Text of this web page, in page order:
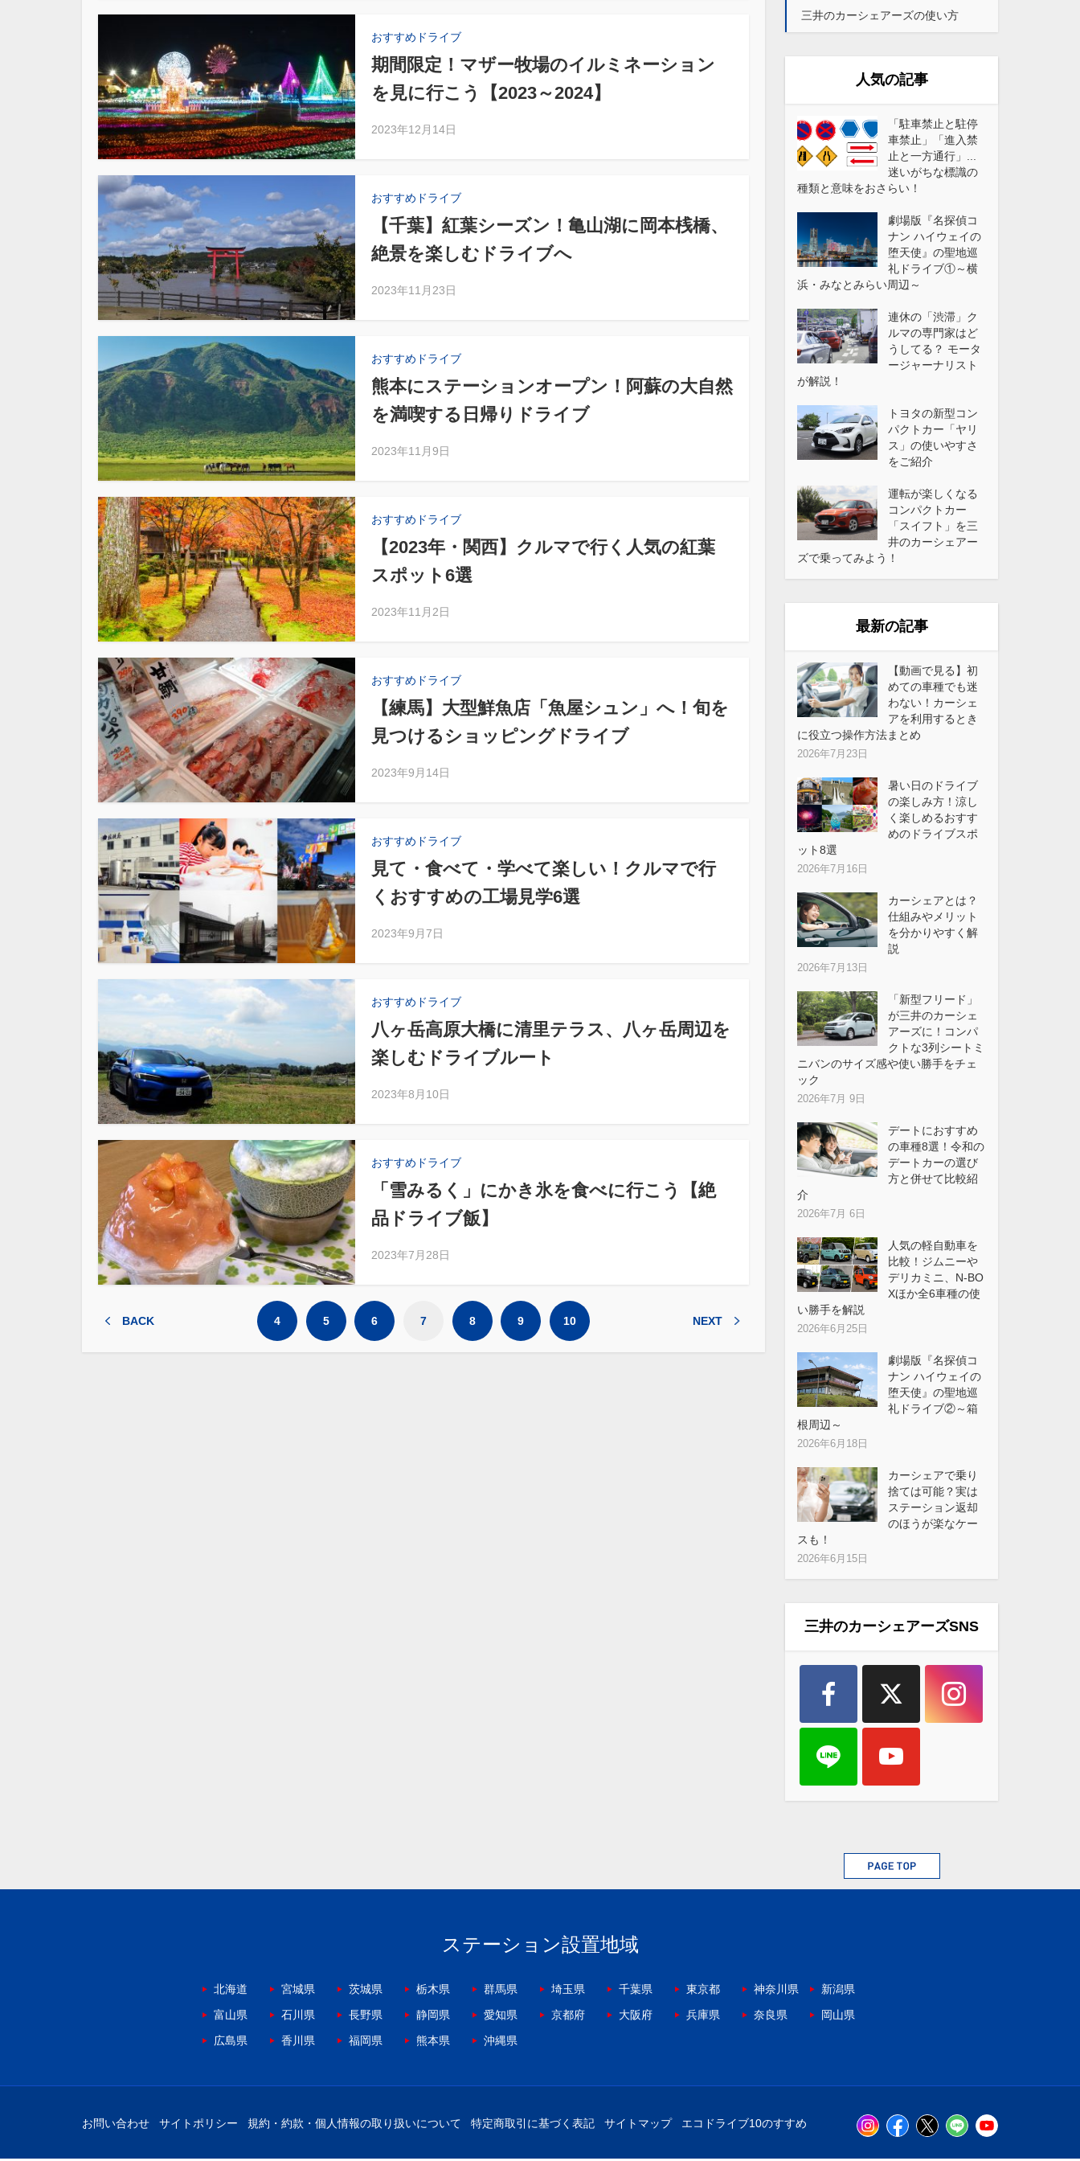
おすすめドライブ
期間限定！マザー牧場のイルミネーション
を見に行こう【2023～2024】
2023年12月14日
おすすめドライブ
【千葉】紅葉シーズン！亀山湖に岡本桟橋、
絶景を楽しむドライブへ
2023年11月23日
おすすめドライブ
熊本にステーションオープン！阿蘇の大自然
を満喫する日帰りドライブ
2023年11月9日
おすすめドライブ
【2023年・関西】クルマで行く人気の紅葉
スポット6選
2023年11月2日
おすすめドライブ
【練馬】大型鮮魚店「魚屋シュン」へ！旬を
見つけるショッピングドライブ
2023年9月14日
おすすめドライブ
見て・食べて・学べて楽しい！クルマで行
くおすすめの工場見学6選
2023年9月7日
おすすめドライブ
八ヶ岳高原大橋に清里テラス、八ヶ岳周辺を
楽しむドライブルート
2023年8月10日
おすすめドライブ
「雪みるく」にかき氷を食べに行こう【絶
品ドライブ飯】
2023年7月28日
BACK 4 5 6 7 8 9 10 NEXT
三井のカーシェアーズの使い方
人気の記事
「駐車禁止と駐停
車禁止」「進入禁
止と一方通行」...
迷いがちな標識の
種類と意味をおさらい！
劇場版『名探偵コ
ナン ハイウェイの
堕天使』の聖地巡
礼ドライブ①～横
浜・みなとみらい周辺～
連休の「渋滞」ク
ルマの専門家はど
うしてる？ モータ
ージャーナリスト
が解説！
トヨタの新型コン
パクトカー「ヤリ
ス」の使いやすさ
をご紹介
運転が楽しくなる
コンパクトカー
「スイフト」を三
井のカーシェアー
ズで乗ってみよう！
最新の記事
【動画で見る】初
めての車種でも迷
わない！カーシェ
アを利用するとき
に役立つ操作方法まとめ
2026年7月23日
暑い日のドライブ
の楽しみ方！涼し
く楽しめるおすす
めのドライブスポ
ット8選
2026年7月16日
カーシェアとは？
仕組みやメリット
を分かりやすく解
説
2026年7月13日
「新型フリード」
が三井のカーシェ
アーズに！コンパ
クトな3列シートミ
ニバンのサイズ感や使い勝手をチェ
ック
2026年7月 9日
デートにおすすめ
の車種8選！令和の
デートカーの選び
方と併せて比較紹
介
2026年7月 6日
人気の軽自動車を
比較！ジムニーや
デリカミニ、N-BO
Xほか全6車種の使
い勝手を解説
2026年6月25日
劇場版『名探偵コ
ナン ハイウェイの
堕天使』の聖地巡
礼ドライブ②～箱
根周辺～
2026年6月18日
カーシェアで乗り
捨ては可能？実は
ステーション返却
のほうが楽なケー
スも！
2026年6月15日
三井のカーシェアーズSNS
ステーション設置地域
北海道 宮城県 茨城県 栃木県 群馬県 埼玉県 千葉県 東京都 神奈川県
新潟県
富山県
石川県 長野県 静岡県 愛知県 京都府 大阪府 兵庫県 奈良県
岡山県
広島県
香川県 福岡県 熊本県 沖縄県
お問い合わせ サイトポリシー 規約・約款・個人情報の取り扱いについて 特定商取引に基づく表記 サイトマップ エコドライブ10のすすめ